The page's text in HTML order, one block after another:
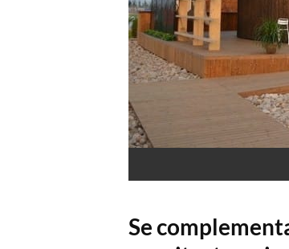
El equipo que
estudiantes de